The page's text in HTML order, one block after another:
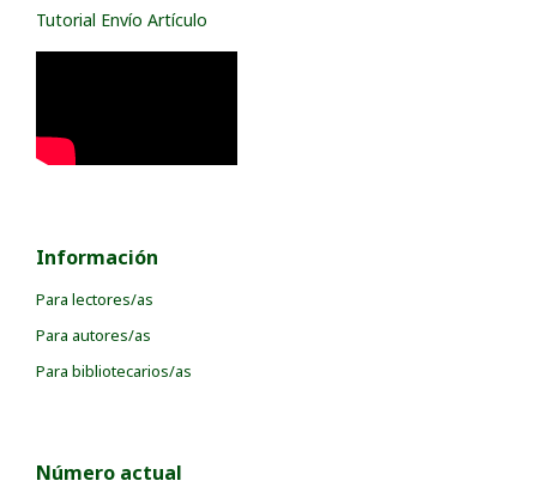
Tutorial Envío Artículo
Información
Para lectores/as
Para autores/as
Para bibliotecarios/as
Número actual